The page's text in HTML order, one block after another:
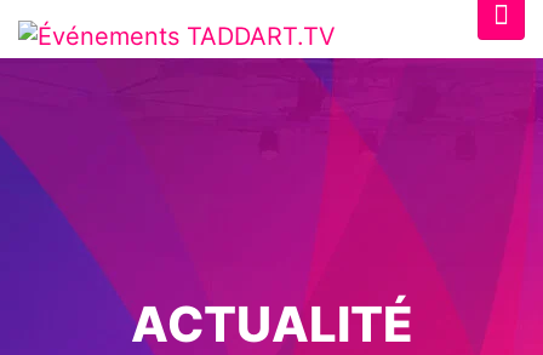
ACTUALITÉ